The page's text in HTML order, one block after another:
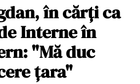
în cărţi ca
Interne în
"Mă duc
țara"